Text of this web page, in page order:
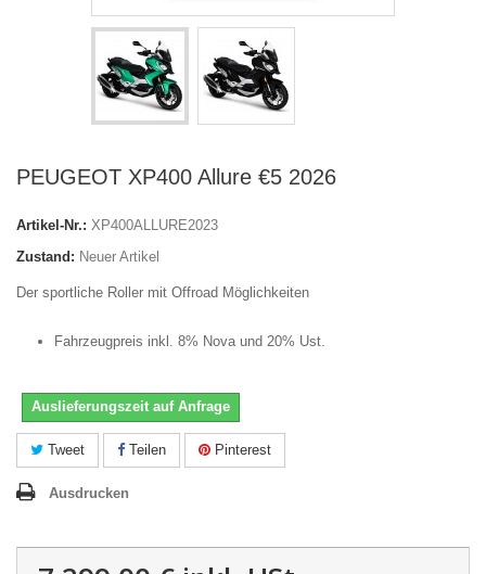
PEUGEOT XP400 Allure €5 2026
Artikel-Nr.: XP400ALLURE2023
Zustand: Neuer Artikel
Der sportliche Roller mit Offroad Möglichkeiten
Fahrzeugpreis inkl. 8% Nova und 20% Ust.
Auslieferungszeit auf Anfrage
Tweet Teilen Pinterest
Ausdrucken